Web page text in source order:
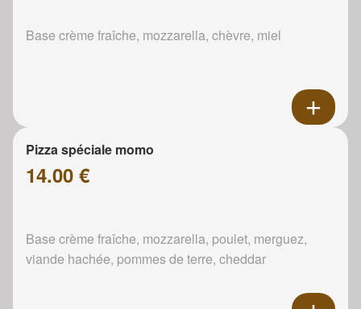
Base crème fraîche, mozzarella, chèvre, miel
Pizza spéciale momo
14.00 €
Base crème fraîche, mozzarella, poulet, merguez,
viande hachée, pommes de terre, cheddar